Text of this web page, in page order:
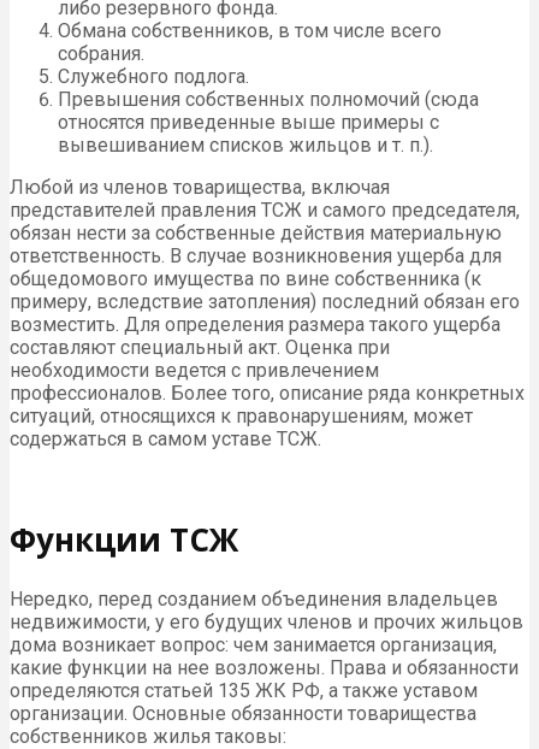
либо резервного фонда.
Обмана собственников, в том числе всего
собрания.
Служебного подлога.
Превышения собственных полномочий (сюда
относятся приведенные выше примеры с
вывешиванием списков жильцов и т. п.).
Любой из членов товарищества, включая
представителей правления ТСЖ и самого председателя,
обязан нести за собственные действия материальную
ответственность. В случае возникновения ущерба для
общедомового имущества по вине собственника (к
примеру, вследствие затопления) последний обязан его
возместить. Для определения размера такого ущерба
составляют специальный акт. Оценка при
необходимости ведется с привлечением
профессионалов. Более того, описание ряда конкретных
ситуаций, относящихся к правонарушениям, может
содержаться в самом уставе ТСЖ.
Функции ТСЖ
Нередко, перед созданием объединения владельцев
недвижимости, у его будущих членов и прочих жильцов
дома возникает вопрос: чем занимается организация,
какие функции на нее возложены. Права и обязанности
определяются статьей 135 ЖК РФ, а также уставом
организации. Основные обязанности товарищества
собственников жилья таковы: